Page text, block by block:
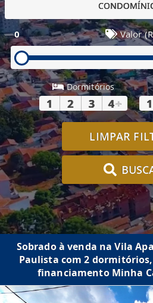
0 Valor
Dormitórios
1 2 3 4+ 1
LIMPAR
Sobrado à venda na Vila
Paulista com 2
financiamento Minha